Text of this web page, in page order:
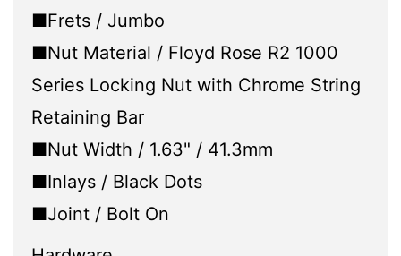
■Frets / Jumbo
■Nut Material / Floyd Rose R2 1000
Series Locking Nut with Chrome String
Retaining Bar
■Nut Width / 1.63" / 41.3mm
■Inlays / Black Dots
■Joint / Bolt On